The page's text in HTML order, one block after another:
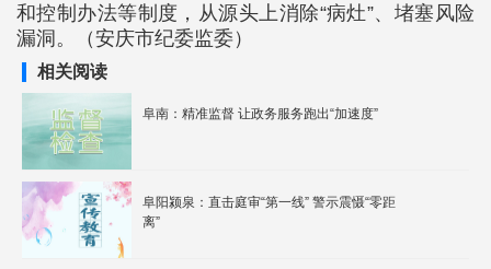
和控制办法等制度，从源头上消除“病灶”、堵塞风险
漏洞。（安庆市纪委监委）
相关阅读
阜南：精准监督 让政务服务跑出“加速度”
阜阳颍泉：直击庭审“第一线” 警示震慑“零距
离”